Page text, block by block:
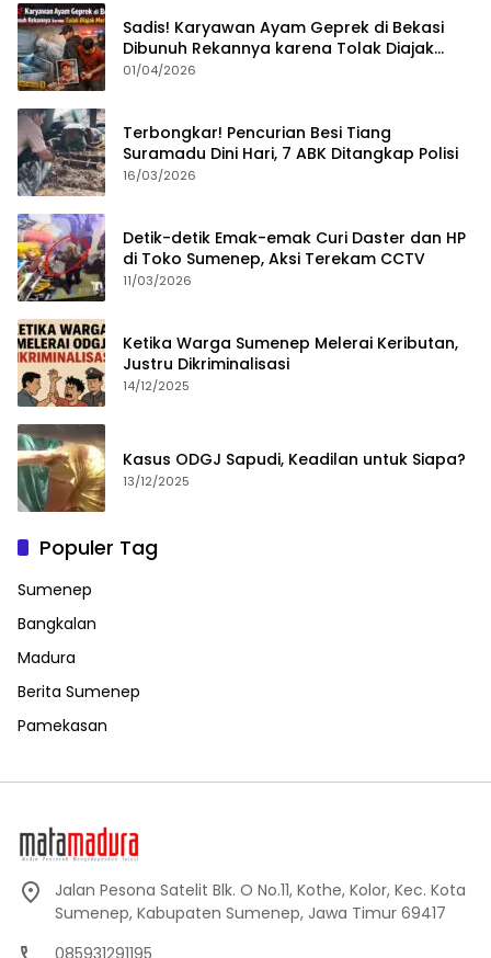
Sadis! Karyawan Ayam Geprek di Bekasi
Dibunuh Rekannya karena Tolak Diajak
Merampok Majikan
01/04/2026
Terbongkar! Pencurian Besi Tiang
Suramadu Dini Hari, 7 ABK Ditangkap Polisi
16/03/2026
Detik-detik Emak-emak Curi Daster dan HP
di Toko Sumenep, Aksi Terekam CCTV
11/03/2026
Ketika Warga Sumenep Melerai Keributan,
Justru Dikriminalisasi
14/12/2025
Kasus ODGJ Sapudi, Keadilan untuk Siapa?
13/12/2025
Populer Tag
Sumenep
Bangkalan
Madura
Berita Sumenep
Pamekasan
Jalan Pesona Satelit Blk. O No.11, Kothe, Kolor, Kec. Kota
Sumenep, Kabupaten Sumenep, Jawa Timur 69417